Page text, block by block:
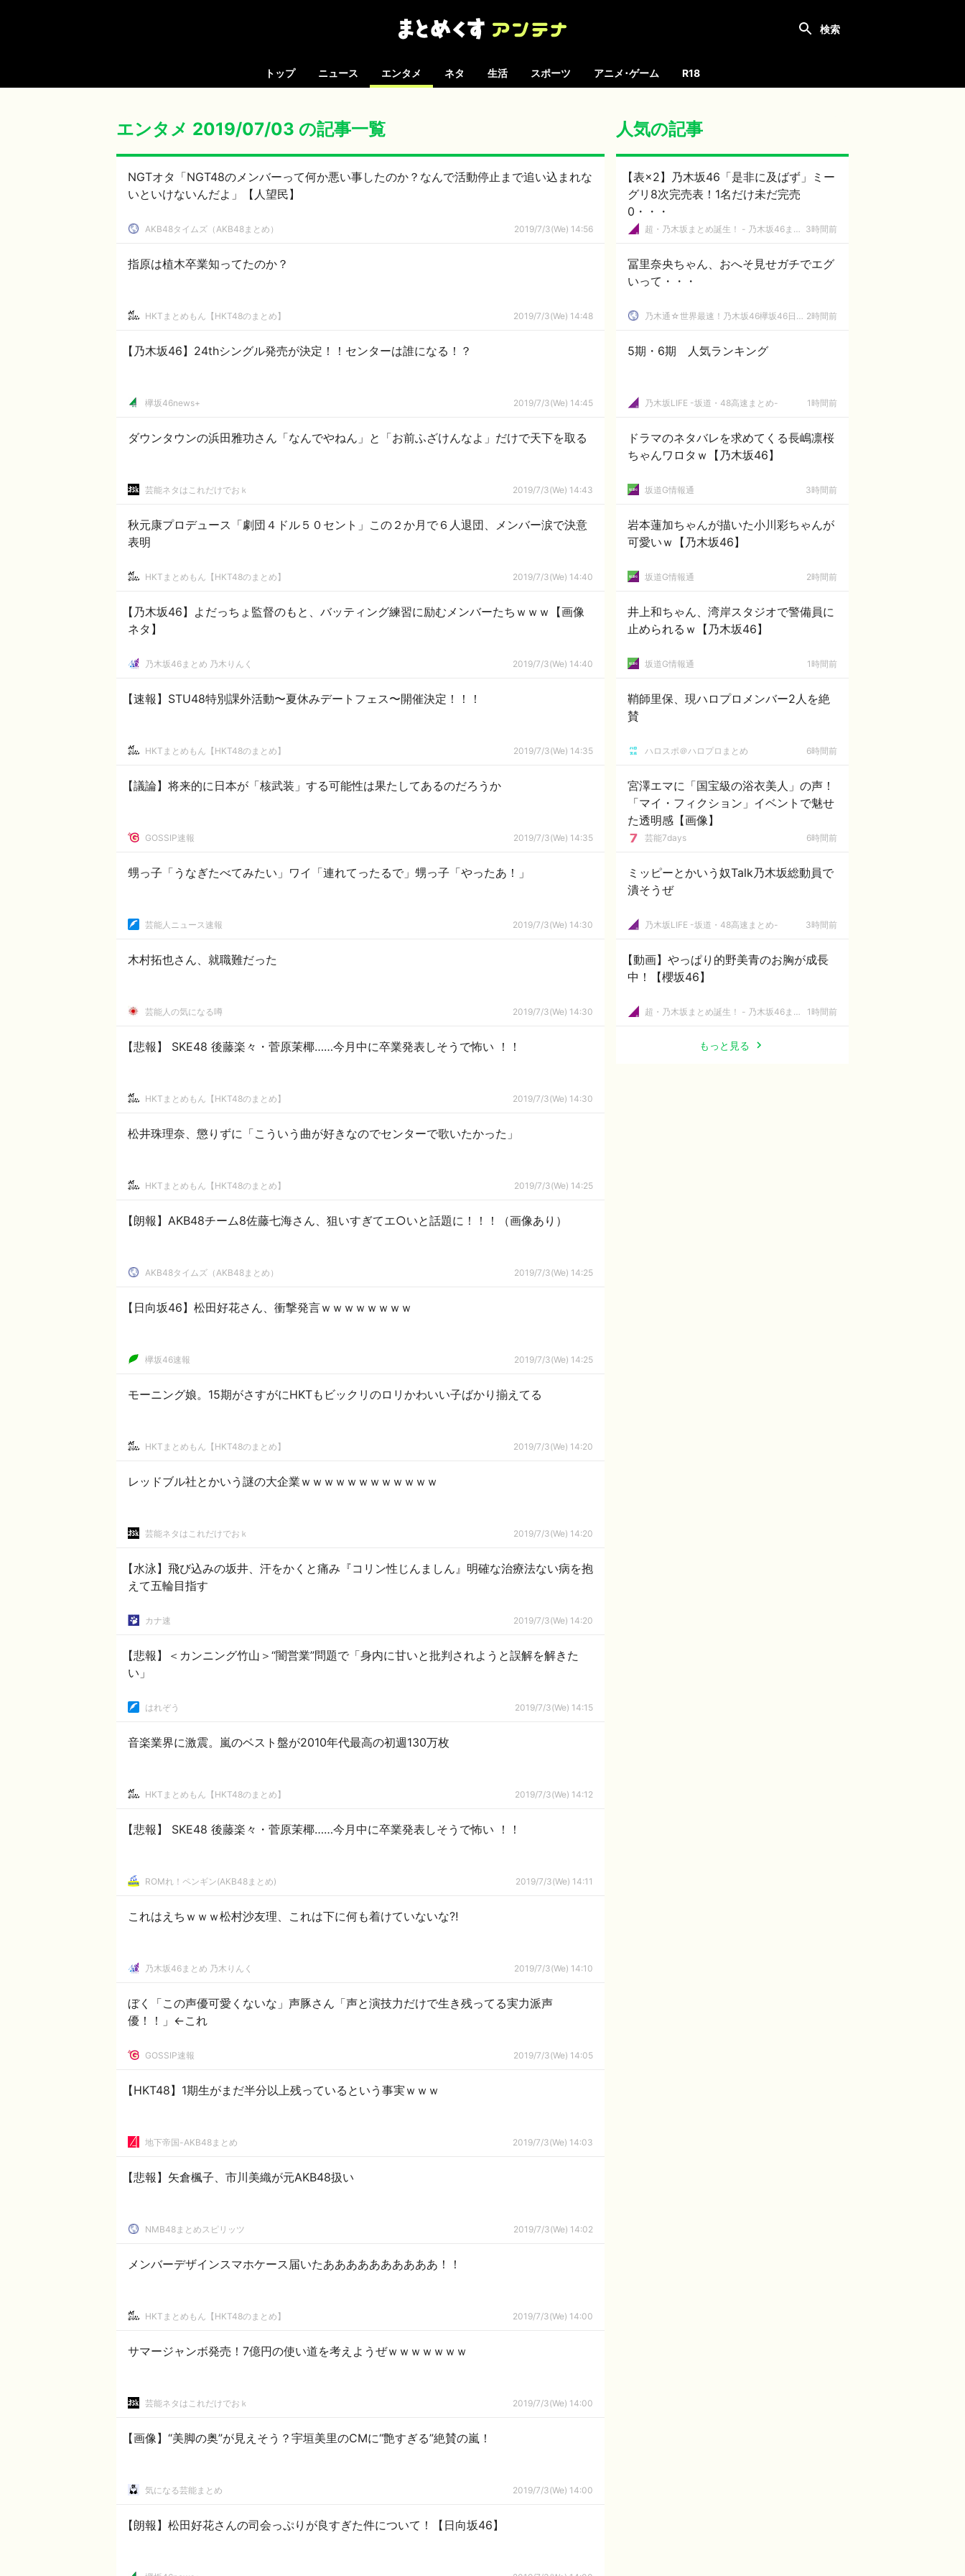
トップ ニュース エンタメ ネタ 生活 スポーツ アニメ･ゲーム R18
エンタメ 2019/07/03 の記事一覧
NGTオタ「NGT48のメンバーって何か悪い事したのか？なんで活動停止まで追い込まれな
いといけないんだよ」【人望民】
AKB48タイムズ（AKB48まとめ） 2019/7/3(We) 14:56
指原は植木卒業知ってたのか？
HKTまとめもん【HKT48のまとめ】 2019/7/3(We) 14:48
【乃木坂46】24thシングル発売が決定！！センターは誰になる！？
欅坂46news+ 2019/7/3(We) 14:45
ダウンタウンの浜田雅功さん「なんでやねん」と「お前ふざけんなよ」だけで天下を取る
芸能ネタはこれだけでおｋ 2019/7/3(We) 14:43
秋元康プロデュース「劇団４ドル５０セント」この２か月で６人退団、メンバー涙で決意
表明
HKTまとめもん【HKT48のまとめ】 2019/7/3(We) 14:40
【乃木坂46】よだっちょ監督のもと、バッティング練習に励むメンバーたちｗｗｗ【画像
ネタ】
乃木坂46まとめ 乃木りんく 2019/7/3(We) 14:40
【速報】STU48特別課外活動〜夏休みデートフェス〜開催決定！！！
HKTまとめもん【HKT48のまとめ】 2019/7/3(We) 14:35
【議論】将来的に日本が「核武装」する可能性は果たしてあるのだろうか
GOSSIP速報 2019/7/3(We) 14:35
甥っ子「うなぎたべてみたい」ワイ「連れてったるで」甥っ子「やったあ！」
芸能人ニュース速報 2019/7/3(We) 14:30
木村拓也さん、就職難だった
芸能人の気になる噂 2019/7/3(We) 14:30
【悲報】 SKE48 後藤楽々・菅原茉椰……今月中に卒業発表しそうで怖い ！！
HKTまとめもん【HKT48のまとめ】 2019/7/3(We) 14:30
松井珠理奈、懲りずに「こういう曲が好きなのでセンターで歌いたかった」
HKTまとめもん【HKT48のまとめ】 2019/7/3(We) 14:25
【朗報】AKB48チーム8佐藤七海さん、狙いすぎてエ○いと話題に！！！（画像あり）
AKB48タイムズ（AKB48まとめ） 2019/7/3(We) 14:25
【日向坂46】松田好花さん、衝撃発言ｗｗｗｗｗｗｗｗ
欅坂46速報 2019/7/3(We) 14:25
モーニング娘。15期がさすがにHKTもビックリのロリかわいい子ばかり揃えてる
HKTまとめもん【HKT48のまとめ】 2019/7/3(We) 14:20
レッドブル社とかいう謎の大企業ｗｗｗｗｗｗｗｗｗｗｗｗ
芸能ネタはこれだけでおｋ 2019/7/3(We) 14:20
【水泳】飛び込みの坂井、汗をかくと痛み『コリン性じんましん』明確な治療法ない病を抱
えて五輪目指す
カナ速 2019/7/3(We) 14:20
【悲報】＜カンニング竹山＞“闇営業”問題で「身内に甘いと批判されようと誤解を解きた
い」
はれぞう 2019/7/3(We) 14:15
音楽業界に激震。嵐のベスト盤が2010年代最高の初週130万枚
HKTまとめもん【HKT48のまとめ】 2019/7/3(We) 14:12
【悲報】 SKE48 後藤楽々・菅原茉椰……今月中に卒業発表しそうで怖い ！！
ROMれ！ペンギン(AKB48まとめ) 2019/7/3(We) 14:11
これはえちｗｗｗ松村沙友理、これは下に何も着けていないな⁈
乃木坂46まとめ 乃木りんく 2019/7/3(We) 14:10
ぼく「この声優可愛くないな」声豚さん「声と演技力だけで生き残ってる実力派声
優！！」←これ
GOSSIP速報 2019/7/3(We) 14:05
【HKT48】1期生がまだ半分以上残っているという事実ｗｗｗ
地下帝国-AKB48まとめ 2019/7/3(We) 14:03
【悲報】矢倉楓子、市川美織が元AKB48扱い
NMB48まとめスピリッツ 2019/7/3(We) 14:02
メンバーデザインスマホケース届いたああああああああああ！！
HKTまとめもん【HKT48のまとめ】 2019/7/3(We) 14:00
サマージャンボ発売！7億円の使い道を考えようぜｗｗｗｗｗｗｗ
芸能ネタはこれだけでおｋ 2019/7/3(We) 14:00
【画像】“美脚の奥”が見えそう？宇垣美里のCMに“艶すぎる”絶賛の嵐！
気になる芸能まとめ 2019/7/3(We) 14:00
【朗報】松田好花さんの司会っぷりが良すぎた件について！【日向坂46】
人気の記事
【表×2】乃木坂46「是非に及ばず」ミー
グリ8次完売表！1名だけ未だ完売
0・・・
超・乃木坂まとめ誕生！ - 乃木坂46まとめ 3時間前
冨里奈央ちゃん、おへそ見せガチでエグ
いって・・・
乃木通☆世界最速！乃木坂46欅坂46日向坂46速報まとめ 2時間前
5期・6期 人気ランキング
乃木坂LIFE -坂道・48高速まとめ- 1時間前
ドラマのネタバレを求めてくる長嶋凛桜
ちゃんワロタｗ【乃木坂46】
坂道G情報通 3時間前
岩本蓮加ちゃんが描いた小川彩ちゃんが
可愛いｗ【乃木坂46】
坂道G情報通 2時間前
井上和ちゃん、湾岸スタジオで警備員に
止められるｗ【乃木坂46】
坂道G情報通 1時間前
鞘師里保、現ハロプロメンバー2人を絶
賛
ハロスポ＠ハロプロまとめ 6時間前
宮澤エマに「国宝級の浴衣美人」の声！
「マイ・フィクション」イベントで魅せ
た透明感【画像】
芸能7days 6時間前
ミッピーとかいう奴Talk乃木坂総動員で
潰そうぜ
乃木坂LIFE -坂道・48高速まとめ- 3時間前
【動画】やっぱり的野美青のお胸が成長
中！【櫻坂46】
超・乃木坂まとめ誕生！ - 乃木坂46まとめ 1時間前
もっと見る